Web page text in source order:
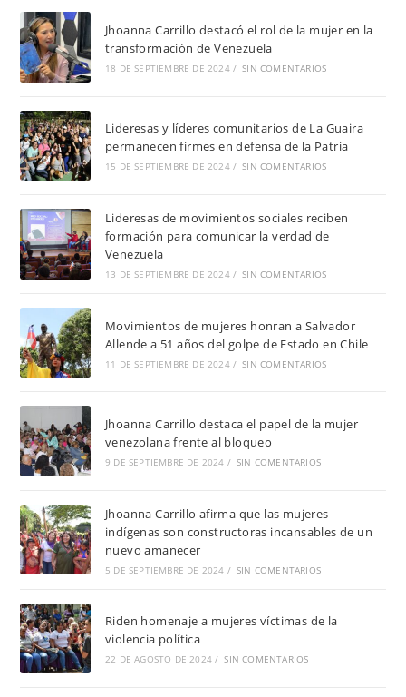
Jhoanna Carrillo destacó el rol de la mujer en la
transformación de Venezuela
18 DE SEPTIEMBRE DE 2024 / SIN COMENTARIOS
Lideresas y líderes comunitarios de La Guaira
permanecen firmes en defensa de la Patria
15 DE SEPTIEMBRE DE 2024 / SIN COMENTARIOS
Lideresas de movimientos sociales reciben
formación para comunicar la verdad de
Venezuela
13 DE SEPTIEMBRE DE 2024 / SIN COMENTARIOS
Movimientos de mujeres honran a Salvador
Allende a 51 años del golpe de Estado en Chile
11 DE SEPTIEMBRE DE 2024 / SIN COMENTARIOS
Jhoanna Carrillo destaca el papel de la mujer
venezolana frente al bloqueo
9 DE SEPTIEMBRE DE 2024 / SIN COMENTARIOS
Jhoanna Carrillo afirma que las mujeres
indígenas son constructoras incansables de un
nuevo amanecer
5 DE SEPTIEMBRE DE 2024 / SIN COMENTARIOS
Riden homenaje a mujeres víctimas de la
violencia política
22 DE AGOSTO DE 2024 / SIN COMENTARIOS